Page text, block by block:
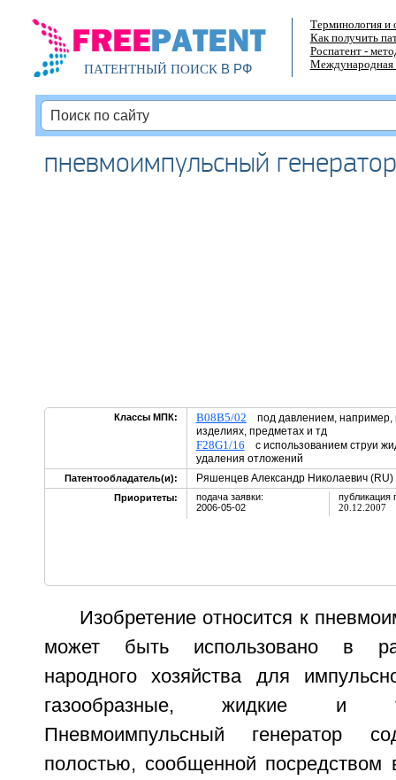
ПАТЕНТНЫЙ ПОИСКВ РФ
Терминология и
Как получить
Роспатент -
Международная
пневмоимпульсный генератор
Классы МПК: B08B5/02 под давлением, например,
изделиях, предметах и тд
F28G1/16 с использованием струи
удаления отложений
Патентообладатель(и): Ряшенцев Александр Николаевич (RU)
Приоритеты:
подача заявки:
2006-05-02
публикация
20.12.2007
Изобретение относится к
может быть использовано в
народного хозяйства для
газообразные, жидкие и
Пневмоимпульсный генератор
полостью, сообщенной посредством